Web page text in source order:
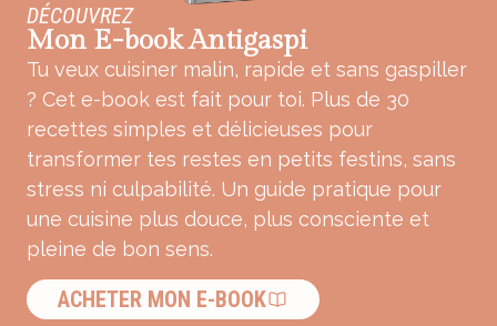
DÉCOUVREZ
Mon E-book Antigaspi
Tu veux cuisiner malin, rapide et sans gaspiller
? Cet e-book est fait pour toi. Plus de 30
recettes simples et délicieuses pour
transformer tes restes en petits festins, sans
stress ni culpabilité. Un guide pratique pour
une cuisine plus douce, plus consciente et
pleine de bon sens.
ACHETER MON E-BOOK